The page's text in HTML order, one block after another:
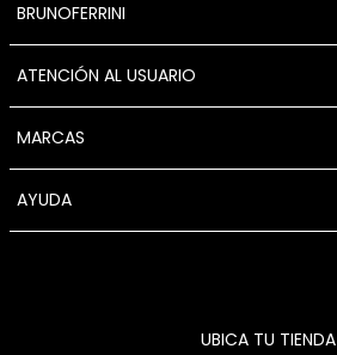
BRUNOFERRINI
ATENCIÓN AL USUARIO
MARCAS
AYUDA
UBICA TU TIENDA